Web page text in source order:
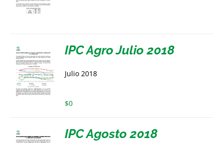
IPC Agro Julio 2018
Julio 2018
$0
IPC Agosto 2018